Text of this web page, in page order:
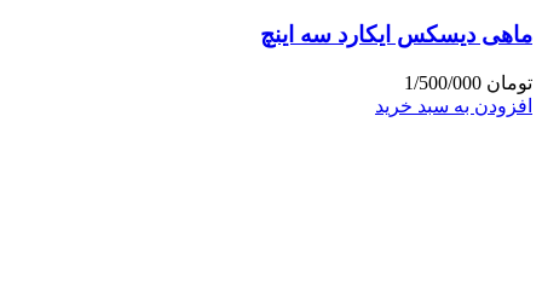
ماهی دیسکس ایکارد سه اینچ
تومان
افزودن به سبد خرید